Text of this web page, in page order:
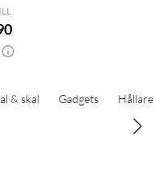
& skal Gadgets Hållare